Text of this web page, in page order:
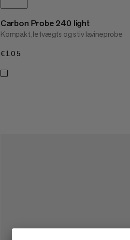
Carbon Probe 240 light
Kompakt, letvægts og stiv lavineprobe
€105